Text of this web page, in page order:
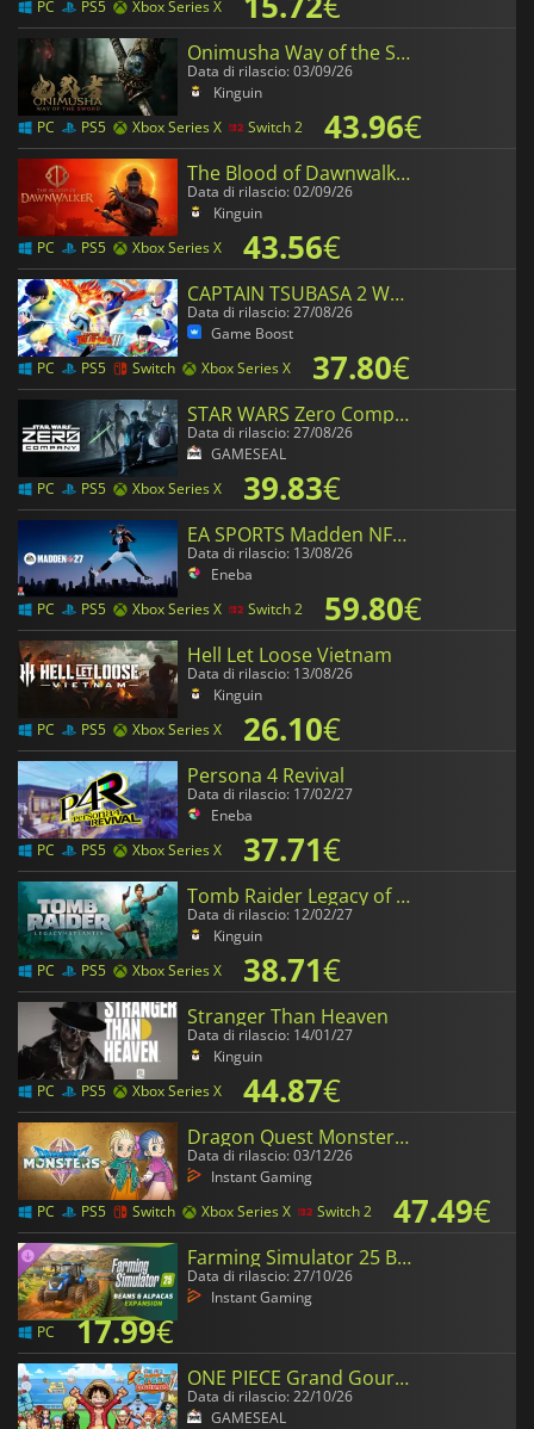
PC
PS5 Xbox Series X
Onimusha Way of the Sword
Data di rilascio: 03/09/26
Kinguin
PC
PS5 Xbox Series X Switch 2 43.96€
The Blood of Dawnwalker
Data di rilascio: 02/09/26
Kinguin
PC
PS5 Xbox Series X 43.56€
CAPTAIN TSUBASA 2 WORLD FIGHTERS
Data di rilascio: 27/08/26
Game Boost
PC
PS5 Switch Xbox Series X 37.80€
STAR WARS Zero Company
Data di rilascio: 27/08/26
GAMESEAL
PC
PS5 Xbox Series X 39.83€
EA SPORTS Madden NFL 27
Data di rilascio: 13/08/26
Eneba
PC
PS5 Xbox Series X Switch 2 59.80€
Hell Let Loose Vietnam
Data di rilascio: 13/08/26
Kinguin
PC
PS5 Xbox Series X 26.10€
Persona 4 Revival
Data di rilascio: 17/02/27
Eneba
PC
PS5 Xbox Series X 37.71€
Tomb Raider Legacy of Atlantis
Data di rilascio: 12/02/27
Kinguin
PC
PS5 Xbox Series X 38.71€
Stranger Than Heaven
Data di rilascio: 14/01/27
Kinguin
PC
PS5 Xbox Series X 44.87€
Dragon Quest Monsters The Withered World
Data di rilascio: 03/12/26
Instant Gaming
PC
PS5 Switch Xbox Series X Switch 2 47.49€
Farming Simulator 25 Beans & Alpacas Expansion
Data di rilascio: 27/10/26
Instant Gaming
PC
17.99€
ONE PIECE Grand Gourmet
Data di rilascio: 22/10/26
GAMESEAL